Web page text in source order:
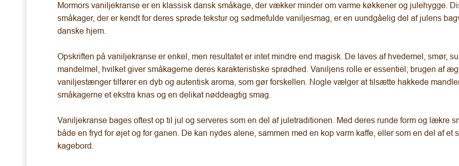
Mormors vaniljekranse er en klassisk dansk småkage, der vækker minder om varme køkkener og julehygge.
småkager, der er kendt for deres sprøde tekstur og sødmefulde vaniljesmag, er en uundgåelig del af julens
danske hjem.
Opskriften på vaniljekranse er enkel, men resultatet er intet mindre end magisk. De laves af hvedemel, smør,
mandelmel, hvilket giver småkagerne deres karakteristiske sprødhed. Vaniljens rolle er essentiel; brugen af
vaniljestænger tilfører en dyb og autentisk aroma, som gør forskellen. Nogle vælger at tilsætte hakkede
småkagerne et ekstra knas og en delikat nøddeagtig smag.
Vaniljekranse bages oftest op til jul og serveres som en del af juletraditionen. Med deres runde form og lækre
både en fryd for øjet og for ganen. De kan nydes alene, sammen med en kop varm kaffe, eller som en del af et
kagebord.